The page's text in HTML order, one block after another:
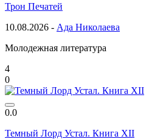
Трон Печатей
10.08.2026 - Ада Николаева
Молодежная литература
4
0
0.0
Темный Лорд Устал. Книга XII